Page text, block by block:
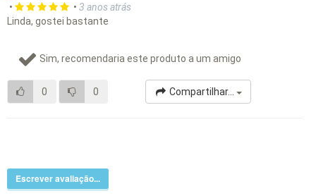
•
• 3 anos atrás
Linda, gostei bastante
Sim, recomendaria este produto a um amigo
0 0 Compartilhar...
Escrever avaliação...